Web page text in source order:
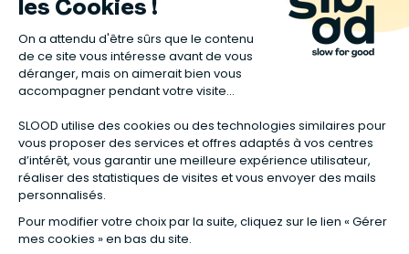
Matelas naturels⋅Graines bio⋅ Lits bébés en bois⋅Déodorant bio⋅Sapin
en bois⋅Complement alimentaire naturel
Calendrier de l’Avent gourmand⋅Couche bio⋅Anti-nuisible⋅Poeles
Ventilateurs de plafond